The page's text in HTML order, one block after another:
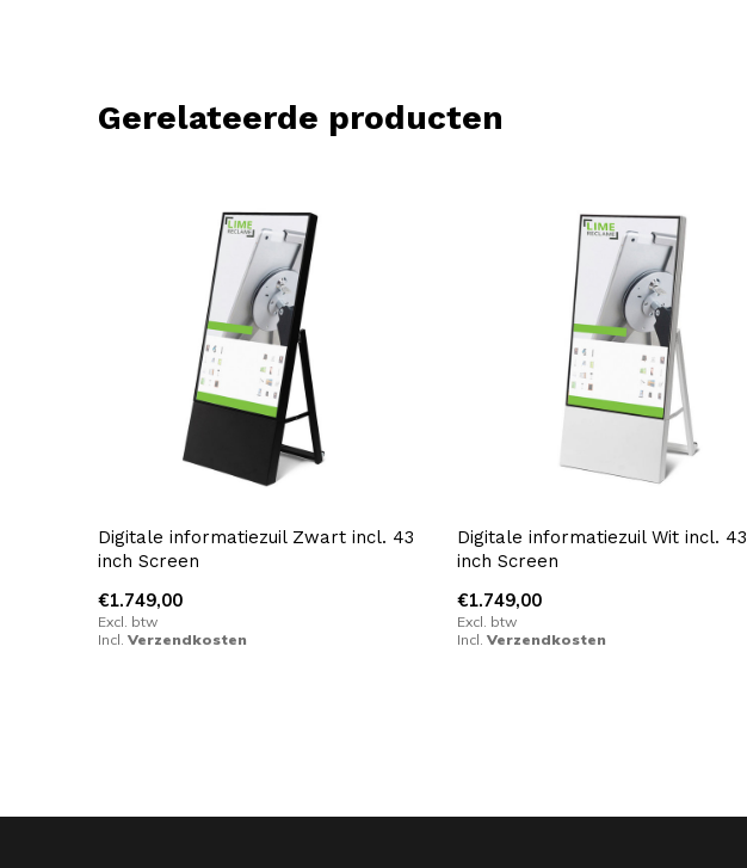
Gerelateerde producten
Digitale informatiezuil Zwart incl. 43
inch Screen
€1.749,00
Excl. btw
Incl. Verzendkosten
Digitale informatiezuil Wit incl. 43
inch Screen
€1.749,00
Excl. btw
Incl.Verzendkosten